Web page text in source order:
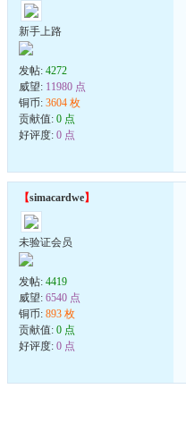
新手上路
发帖: 4272
威望: 11980 点
铜币: 3604 枚
贡献值: 0 点
好评度: 0 点
【simacardwe】
未验证会员
发帖: 4419
威望: 6540 点
铜币: 893 枚
贡献值: 0 点
好评度: 0 点